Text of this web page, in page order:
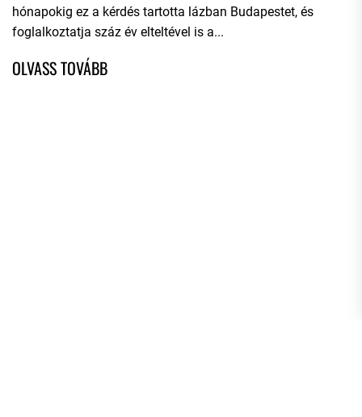
hónapokig ez a kérdés tartotta lázban Budapestet, és
foglalkoztatja száz év elteltével is a...